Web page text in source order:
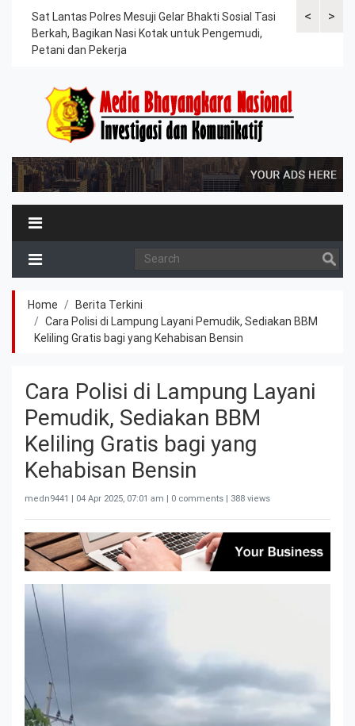
<
Sat Lantas Polres Mesuji Gelar Bhakti Sosial Tasi
Berkah, Bagikan Nasi Kotak untuk Pengemudi,
Petani dan Pekerja
Kapolres
>
Home
Berita Terkini
Cara Polisi di Lampung Layani Pemudik, Sediakan BBM
Keliling Gratis bagi yang Kehabisan Bensin
Cara Polisi di Lampung Layani
Pemudik, Sediakan BBM
Keliling Gratis bagi yang
Kehabisan Bensin
medn9441 | 04 Apr 2025, 07:01 am | 0 comments | 388 views